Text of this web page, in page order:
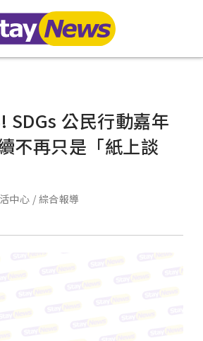
SDGs 公民行動嘉年
不再只是「紙上談
中心 / 綜合報導